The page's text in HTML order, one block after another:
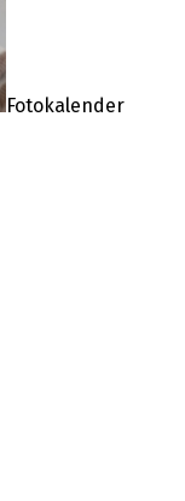
Fotokalender